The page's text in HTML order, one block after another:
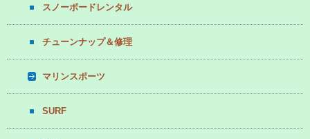
スノーボードレンタル
チューンナップ＆修理
マリンスポーツ
SURF